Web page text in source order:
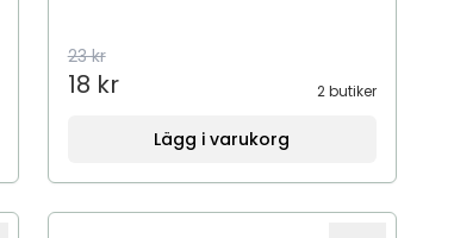
23 kr
18 kr 2 butiker
Lägg i varukorg